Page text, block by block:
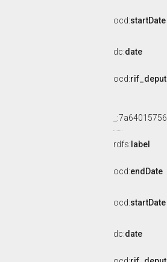
ocd:startDate
dc:date
ocd:
rdfs: label
ocd:endDate
ocd:startDate
dc:date